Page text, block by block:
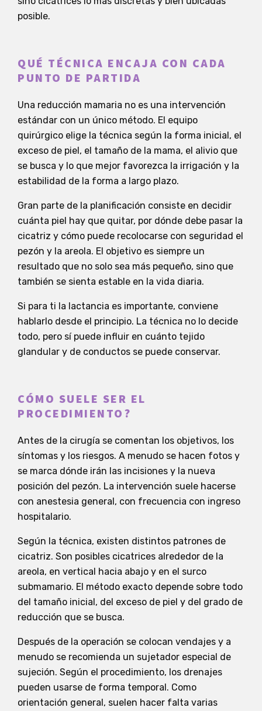
posible.
QUÉ TÉCNICA ENCAJA CON CADA
PUNTO DE PARTIDA
Una reducción mamaria no es una intervención
estándar con un único método. El equipo
quirúrgico elige la técnica según la forma inicial, el
exceso de piel, el tamaño de la mama, el alivio que
se busca y lo que mejor favorezca la irrigación y la
estabilidad de la forma a largo plazo.
Gran parte de la planificación consiste en decidir
cuánta piel hay que quitar, por dónde debe pasar la
cicatriz y cómo puede recolocarse con seguridad el
pezón y la areola. El objetivo es siempre un
resultado que no solo sea más pequeño, sino que
también se sienta estable en la vida diaria.
Si para ti la lactancia es importante, conviene
hablarlo desde el principio. La técnica no lo decide
todo, pero sí puede influir en cuánto tejido
glandular y de conductos se puede conservar.
CÓMO SUELE SER EL
PROCEDIMIENTO?
Antes de la cirugía se comentan los objetivos, los
síntomas y los riesgos. A menudo se hacen fotos y
se marca dónde irán las incisiones y la nueva
posición del pezón. La intervención suele hacerse
con anestesia general, con frecuencia con ingreso
hospitalario.
Según la técnica, existen distintos patrones de
cicatriz. Son posibles cicatrices alrededor de la
areola, en vertical hacia abajo y en el surco
submamario. El método exacto depende sobre todo
del tamaño inicial, del exceso de piel y del grado de
reducción que se busca.
Después de la operación se colocan vendajes y a
menudo se recomienda un sujetador especial de
sujeción. Según el procedimiento, los drenajes
pueden usarse de forma temporal. Como
orientación general, suelen hacer falta varias